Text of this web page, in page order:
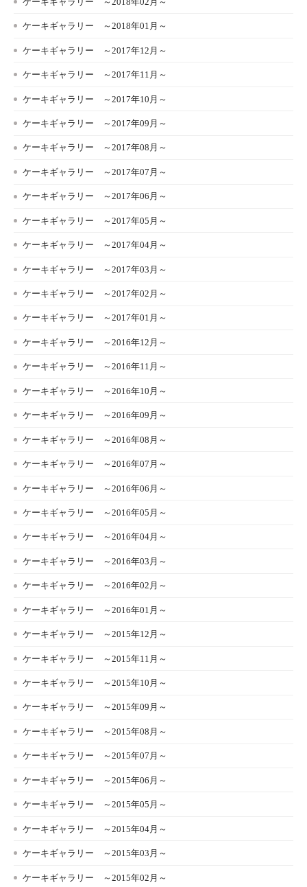
ケーキギャラリー ～2018年01月～
ケーキギャラリー ～2017年12月～
ケーキギャラリー ～2017年11月～
ケーキギャラリー ～2017年10月～
ケーキギャラリー ～2017年09月～
ケーキギャラリー ～2017年08月～
ケーキギャラリー ～2017年07月～
ケーキギャラリー ～2017年06月～
ケーキギャラリー ～2017年05月～
ケーキギャラリー ～2017年04月～
ケーキギャラリー ～2017年03月～
ケーキギャラリー ～2017年02月～
ケーキギャラリー ～2017年01月～
ケーキギャラリー ～2016年12月～
ケーキギャラリー ～2016年11月～
ケーキギャラリー ～2016年10月～
ケーキギャラリー ～2016年09月～
ケーキギャラリー ～2016年08月～
ケーキギャラリー ～2016年07月～
ケーキギャラリー ～2016年06月～
ケーキギャラリー ～2016年05月～
ケーキギャラリー ～2016年04月～
ケーキギャラリー ～2016年03月～
ケーキギャラリー ～2016年02月～
ケーキギャラリー ～2016年01月～
ケーキギャラリー ～2015年12月～
ケーキギャラリー ～2015年11月～
ケーキギャラリー ～2015年10月～
ケーキギャラリー ～2015年09月～
ケーキギャラリー ～2015年08月～
ケーキギャラリー ～2015年07月～
ケーキギャラリー ～2015年06月～
ケーキギャラリー ～2015年05月～
ケーキギャラリー ～2015年04月～
ケーキギャラリー ～2015年03月～
ケーキギャラリー ～2015年02月～